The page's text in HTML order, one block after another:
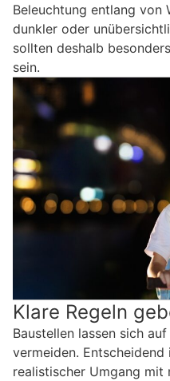
Beleuchtung entlang von
dunkler oder
sollten deshalb
sein.
Klare Regeln
Baustellen lassen sich
vermeiden.
realistischer Umgang mit